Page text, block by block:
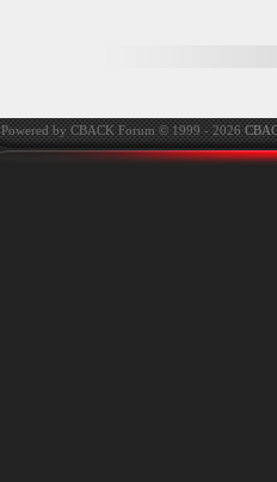
Powered by CBACK Forum © 1999 - 2026